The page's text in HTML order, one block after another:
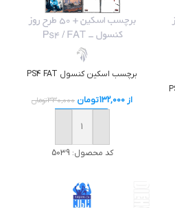
برچسب اسکين کنسول PS4 FAT
از 132,000تومان 330,000تومان
خرید
کد محصول:5039